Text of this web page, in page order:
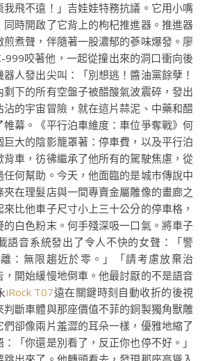
我飛不遠！」吉娃娃特務抗議。它用小嘴
同時開啟了它背上的枸杞推進器。推進器
煮聲，伴隨著一股濃郁的蔘味爆發。廖
999咬著他，一起從撞出來的洞口衝向後
人發出尖叫：「別想逃！醬油黨餘孽！
下的所有空盤子被醋酸氣波震碎，發出
沾的宇宙冒險，就在這片蒜泥、中藥和醋
幕。《平行泊車維度：車位爭奪戰》何
大的陰影籠罩著：停車費，以及平行泊
車，彷彿繼承了他所有的駕駛焦慮，從
何幫助。今天，他面臨的是城市傳說中
在理髮店與一間專賣金屬雕像的畫廊之
比他車子尺寸小上三十公分的停車格，
的白色粉末。何手殘深吸一口氣。將車子
語音系統發出了令人不快的女聲：「警
：無限趨近於零。」「請考慮放棄治
開始緩慢地倒車。他最討厭的不是語音
iRock T07遠在關鍵時刻自動收折的後視
斷車體與那座價值不菲的銅製獨角獸雕
卻像兩片羞澀的耳朵一樣，優雅地縮了
「你還是別看了，反正你也停不好。」